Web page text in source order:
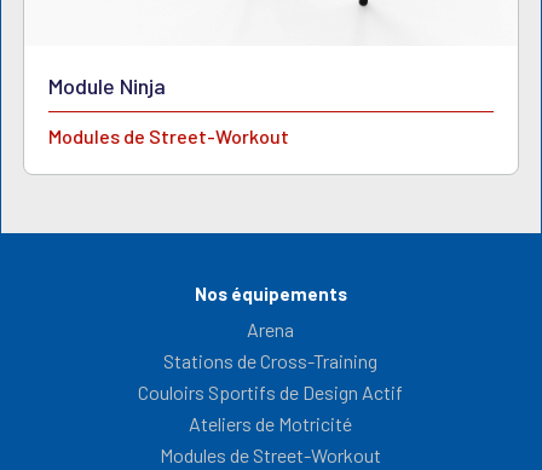
Module Ninja
Modules de Street-Workout
Nos équipements
Arena
Stations de Cross-Training
Couloirs Sportifs de Design Actif
Ateliers de Motricité
Modules de Street-Workout